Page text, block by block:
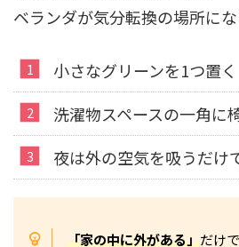
ベランダが気分転換の場所にな
小さなグリーンを1つ置く
洗濯物スペースの一角に
夜は外の空気を吸うだけ
「家の中に外がある」だけ